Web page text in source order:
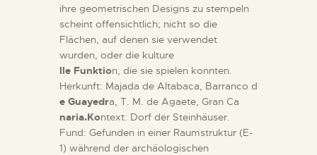
ihre geometrischen Designs zu stempeln
scheint offensichtlich; nicht so die
Flächen, auf denen sie verwendet
wurden, oder die kulture
lle Funktion, die sie spielen konnten.
Herkunft: Majada de Altabaca, Barranco d
e Guayedra, T. M. de Agaete, Gran Ca
naria.Kontext: Dorf der Steinhäuser.
Fund: Gefunden in einer Raumstruktur (E-
1) während der archäologischen